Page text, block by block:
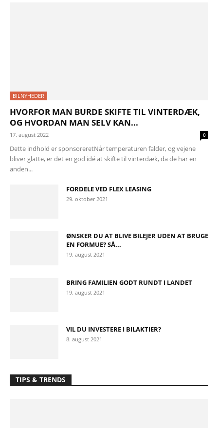
BILNYHEDER
HVORFOR MAN BURDE SKIFTE TIL VINTERDÆK,
OG HVORDAN MAN SELV KAN...
17. august 2022 0
Dette indhold er sponsoreretNår temperaturen falder, og vejene
bliver glatte, er det en god idé at skifte til vinterdæk, da de har en
anden...
FORDELE VED FLEX LEASING
29. oktober 2021
ØNSKER DU AT BLIVE BILEJER UDEN AT BRUGE
EN FORMUE? SÅ...
19. august 2021
BRING FAMILIEN GODT RUNDT I LANDET
19. august 2021
VIL DU INVESTERE I BILAKTIER?
8. august 2021
TIPS & TRENDS